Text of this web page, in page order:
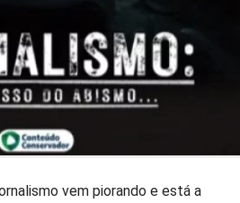
vem piorando e está a